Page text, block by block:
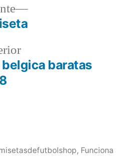
Entrada
anterior:baratas
Entrada
, Funciona